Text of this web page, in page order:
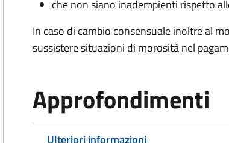
che non siano inadempienti rispetto
In caso di cambio consensuale inoltre al
sussistere situazioni di morosità nel
Approfondimenti
Ulteriori informazioni